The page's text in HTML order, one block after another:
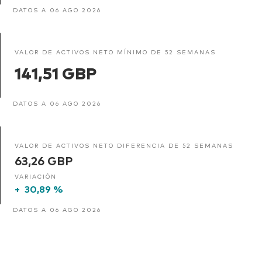
DATOS A 06 AGO 2026
VALOR DE ACTIVOS NETO MÍNIMO DE 52 SEMANAS
141,51 GBP
DATOS A 06 AGO 2026
VALOR DE ACTIVOS NETO DIFERENCIA DE 52 SEMANAS
63,26 GBP
VARIACIÓN
+ 30,89 %
DATOS A 06 AGO 2026